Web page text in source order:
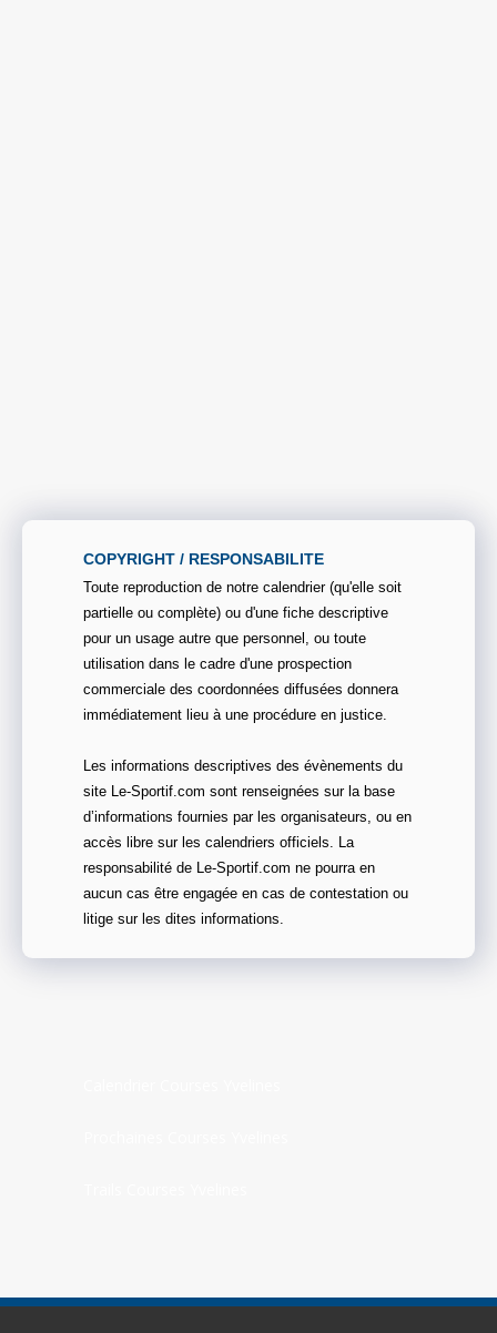
COPYRIGHT / RESPONSABILITE
Toute reproduction de notre calendrier (qu'elle soit
partielle ou complète) ou d'une fiche descriptive
pour un usage autre que personnel, ou toute
utilisation dans le cadre d'une prospection
commerciale des coordonnées diffusées donnera
immédiatement lieu à une procédure en justice.
Les informations descriptives des évènements du
site Le-Sportif.com sont renseignées sur la base
d’informations fournies par les organisateurs, ou en
accès libre sur les calendriers officiels. La
responsabilité de Le-Sportif.com ne pourra en
aucun cas être engagée en cas de contestation ou
litige sur les dites informations.